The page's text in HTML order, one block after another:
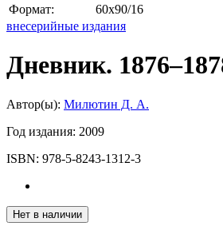
Формат:
60x90/16
внесерийные издания
Дневник.
Автор(ы): Милютин Д. А.
Год издания: 2009
ISBN: 978-5-8243-1312-3
Нет в наличии